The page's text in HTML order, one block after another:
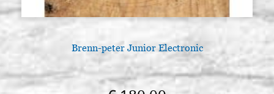
Brenn-peter Junior Electronic